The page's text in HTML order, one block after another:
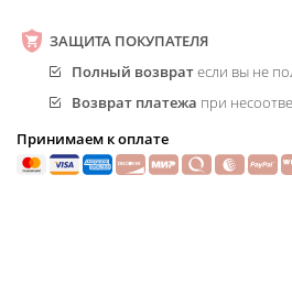
ЗАЩИТА ПОКУПАТЕЛЯ
Полный возвратесли вы не
Возврат платежа при
Принимаем к оплате